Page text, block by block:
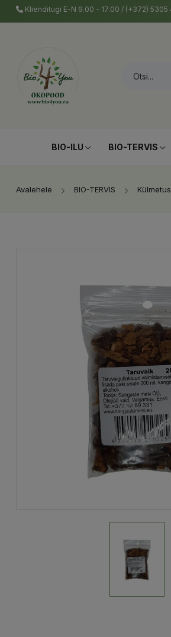
Klienditugi E-N 9.00 - 17.00 / (+372)
BIO-ILU BIO-TERVIS
Avalehele BIO-TERVIS